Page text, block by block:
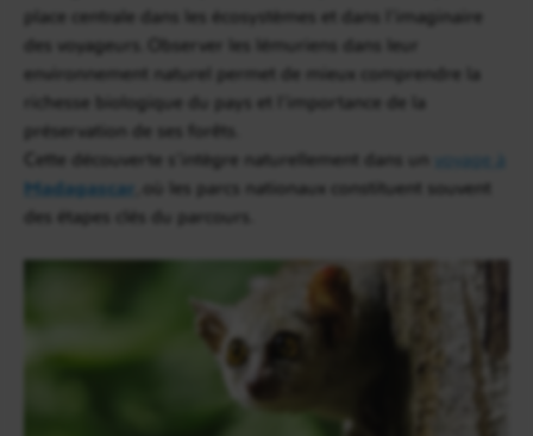
place centrale dans les écosystèmes et dans l’imaginaire
des voyageurs. Observer les lémuriens dans leur
environnement naturel permet de mieux comprendre la
richesse biologique du pays et l’importance de la
préservation de ses forêts.
Cette découverte s’intègre naturellement dans un
voyage à
Madagascar
, où les parcs nationaux constituent souvent
des étapes clés du parcours.